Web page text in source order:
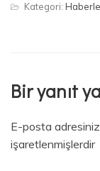
Kategori:
Bir yanıt
E-posta
işaretlenmişlerdir